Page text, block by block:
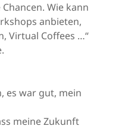
Wie kann
anbieten,
Virtual Coffees …“
es war gut, mein
meine Zukunft